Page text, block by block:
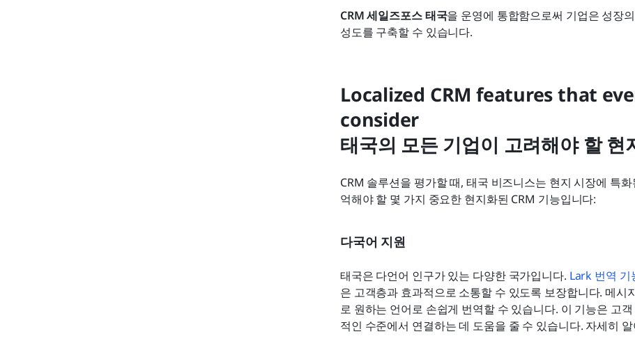
CRM 세일즈포스 태국을 운영에 통합함으로써 기업은 성장
성도를 구축할 수 있습니다.
Localized CRM features that
consider
태국의 모든 기업이 고려해야 할 현
CRM 솔루션을 평가할 때, 태국 비즈니스는 현지 시장에 특
억해야 할 몇 가지 중요한 현지화된 CRM 기능입니다:
다국어 지원
태국은 다언어 인구가 있는 다양한 국가입니다. Lark 번역 기
은 고객층과 효과적으로 소통할 수 있도록 보장합니다. 메
로 원하는 언어로 손쉽게 번역할 수 있습니다. 이 기능은 고
적인 수준에서 연결하는 데 도움을 줄 수 있습니다. 자세히 알